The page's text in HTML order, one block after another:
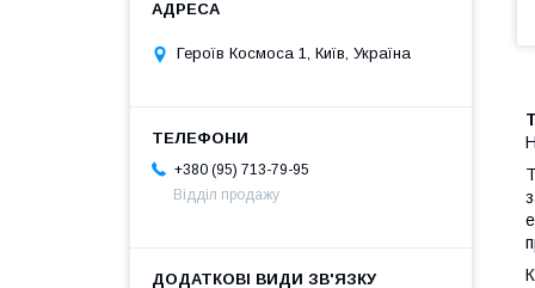
Героїв Космоса 1, Київ, Україна
+380 (95) 713-79-95
Відділ продажу